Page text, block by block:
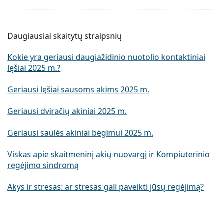
Daugiausiai skaitytų straipsnių
Kokie yra geriausi daugiažidinio nuotolio kontaktiniai
lęšiai 2025 m.?
Geriausi lęšiai sausoms akims 2025 m.
Geriausi dviračių akiniai 2025 m.
Geriausi saulės akiniai bėgimui 2025 m.
Viskas apie skaitmeninį akių nuovargį ir Kompiuterinio
regėjimo sindromą
Akys ir stresas: ar stresas gali paveikti jūsų regėjimą?